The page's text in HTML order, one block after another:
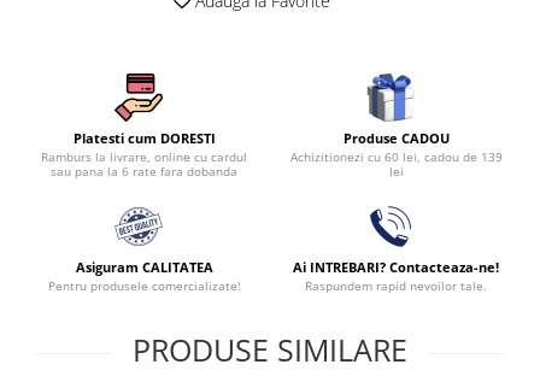
11 Piese, Cuvertura Inclusa
Lenjerii De Pat, Finet Premium, 1
Lenjerii De Pat Damasc 1 Persoana
Platesti cum DORESTI
Ramburs la livrare, online cu cardul
sau pana la 6 rate fara dobanda
Produse CADOU
Achizitionezi cu 60 lei, cadou de 139
lei
Asiguram CALITATEA
Pentru produsele comercializate!
Ai INTREBARI? Contacteaza-ne!
Raspundem rapid nevoilor tale.
PRODUSE SIMILARE